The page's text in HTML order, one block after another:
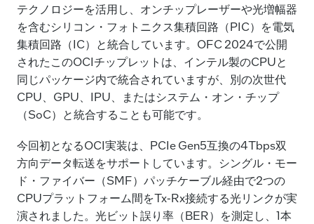
テクノロジーを活用し、オンチップレーザーや光増幅器
を含むシリコン・フォトニクス集積回路（PIC）を電気
集積回路（IC）と統合しています。OFC 2024で公開
されたこのOCIチップレットは、インテル製のCPUと
同じパッケージ内で統合されていますが、別の次世代
CPU、GPU、IPU、またはシステム・オン・チップ
（SoC）と統合することも可能です。
今回初となるOCI実装は、PCIe Gen5互換の4Tbps双
方向データ転送をサポートしています。シングル・モー
ド・ファイバー（SMF）パッチケーブル経由で2つの
CPUプラットフォーム間をTx-Rx接続する光リンクが実
演されました。光ビット誤り率（BER）を測定し、1本